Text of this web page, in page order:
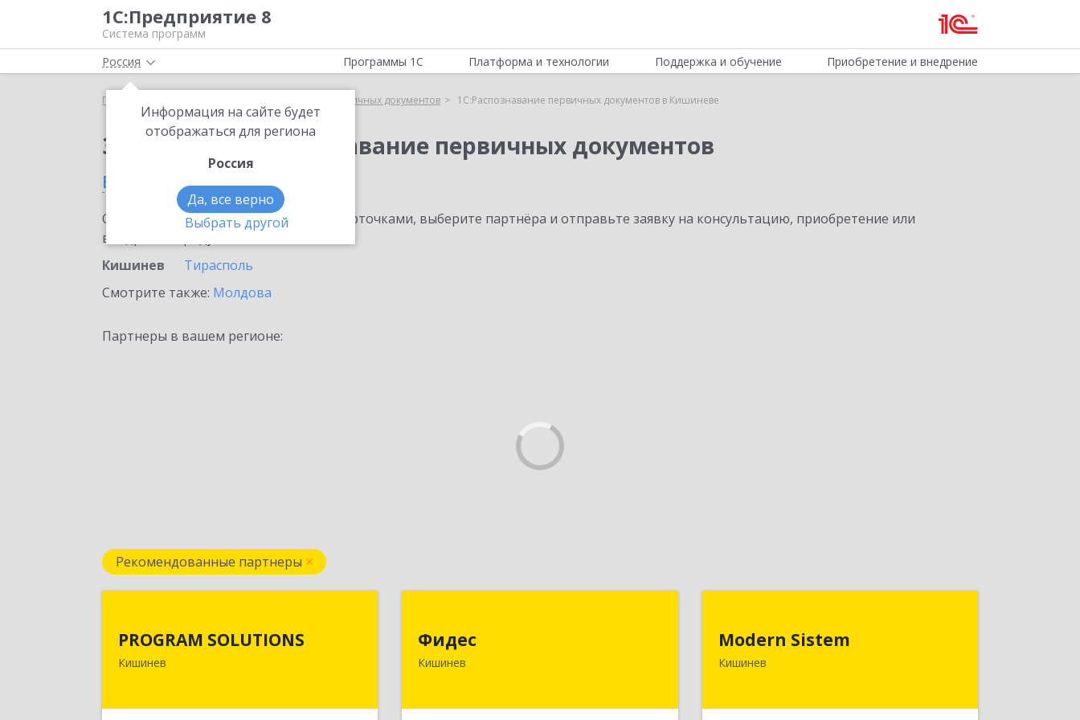
1С:Предприятие 8
Система программ
Россия
Информация на сайте будет
отображаться для региона
Россия
Да, все верно
Выбрать другой
Программы 1С Платформа и технологии Поддержка и обучение Приобретение и внедрение
Главная 1С:Распознавание первичных документов 1С:Распознавание первичных документов в Кишиневе
Заказать 1С:Распознавание первичных документов
в Кишиневе
Ознакомьтесь с информационными карточками, выберите партнёра и отправьте заявку на консультацию, приобретение или
внедрение продукта.
Кишинев
Тирасполь
Смотрите также: Молдова
Партнеры в вашем регионе:
Рекомендованные партнеры
PROGRAM SOLUTIONS
Кишинев
Кишинев, ул. Н.Зелински 31, оф.44
Подробнее
Фидес
Кишинев
МОЛДОВА, РЕСПУБЛИКА , MD-2008,
г.Кишинев, ул.Василе Лупу, 34/1, кв.37
Подробнее
Modern Sistem
Кишинев
Кишинев, ул. Бульвар Дмитрий